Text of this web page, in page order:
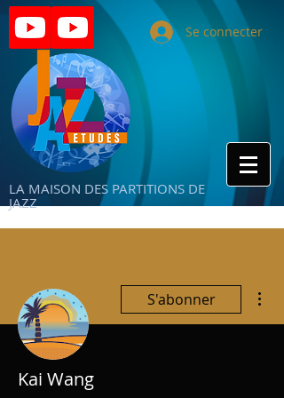
LA MAISON DES PARTITIONS DE
JAZZ
Se connecter
S'abonner
Kai Wang